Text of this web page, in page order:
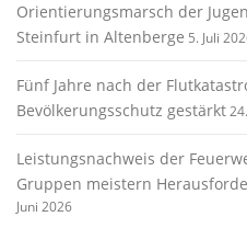
INTERNER BEREICH
Orientierungsmarsch der
Steinfurt in Altenberge 5. Juli
Fünf Jahre nach der
Bevölkerungsschutz gestärkt
Leistungsnachweis der
Gruppen meistern
Juni 2026